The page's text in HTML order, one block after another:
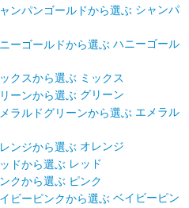
シャンパ
ハニーゴール
ミックス
グリーン
エメラル
オレンジ
レッド
ピンク
ベイビーピン